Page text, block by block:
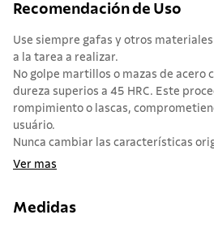
Recomendación de Uso
Use siempre gafas y otros
a la tarea a realizar.
No golpe martillos o mazas de acero
dureza superios a 45 HRC. Este
rompimiento o lascas,
usuário.
Nunca cambiar las características
Ver mas
Medidas